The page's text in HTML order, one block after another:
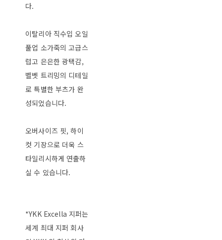
다.
이탈리아 직수입 오일
풀업 소가죽의 고급스
럽고 은은한 광택감,
벨벳 트리밍의 디테일
로 특별한 부츠가 완
성되었습니다.
오버사이즈 핏, 하이
컷 기장으로 더욱 스
타일리시하게 연출하
실 수 있습니다.
*YKK Excella 지퍼는
세계 최대 지퍼 회사